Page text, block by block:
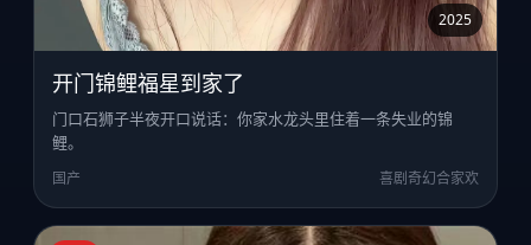
2025
开门锦鲤福星到家了
门口石狮子半夜开口说话：你家水龙头里住着一条失业的锦
鲤。
国产 喜剧奇幻合家欢